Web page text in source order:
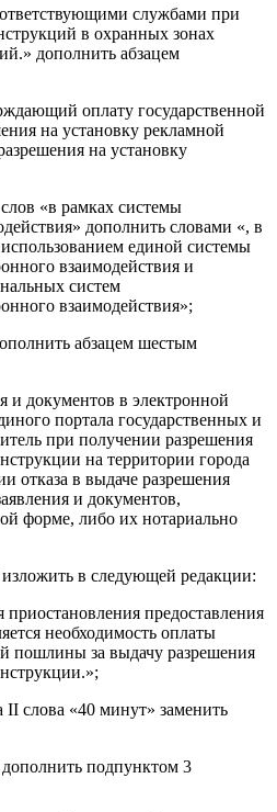
службами при
в охранных зонах
дополнить абзацем
оплату государственной
на установку рекламной
на установку
«в рамках системы
» дополнить словами «, в
единой системы
взаимодействия и
систем
взаимодействия»;
абзацем шестым
и документов в электронной
портала государственных и
при получении разрешения
на территории города
отказа в выдаче разрешения
и документов,
форме, либо их нотариально
изложить в следующей редакции:
предоставления
необходимость оплаты
пошлины за выдачу разрешения
II слова «40 минут» заменить
дополнить подпунктом 3